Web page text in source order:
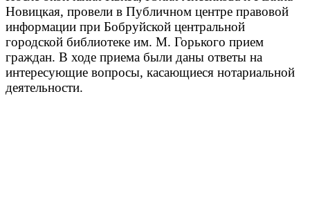
Новицкая, провели в Публичном центре правовой
информации при Бобруйской центральной
городской библиотеке им. М. Горького прием
граждан. В ходе приема были даны ответы на
интересующие вопросы, касающиеся нотариальной
деятельности.